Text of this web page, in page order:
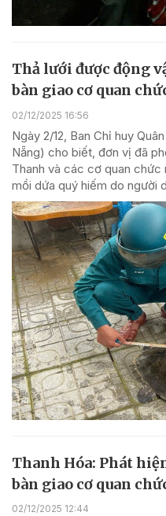
Thả lưới được động
bàn giao cơ quan
02/12/2025 16:56
Ngày 2/12, Ban Chỉ huy
Nẵng) cho biết, đơn vị đã
Thanh và các cơ quan
mồi dứa quý hiếm do người
Thanh Hóa: Phát
bàn giao cơ quan
02/12/2025 12:44